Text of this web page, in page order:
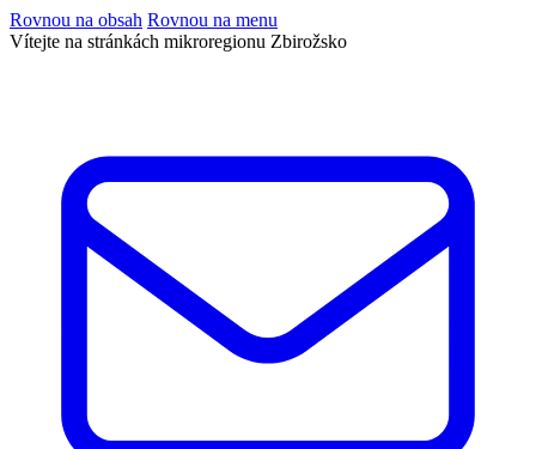
Rovnou na obsah Rovnou na menu
Vítejte na stránkách mikroregionu Zbirožsko